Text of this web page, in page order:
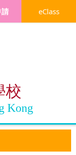
校
Kong
請 eClass